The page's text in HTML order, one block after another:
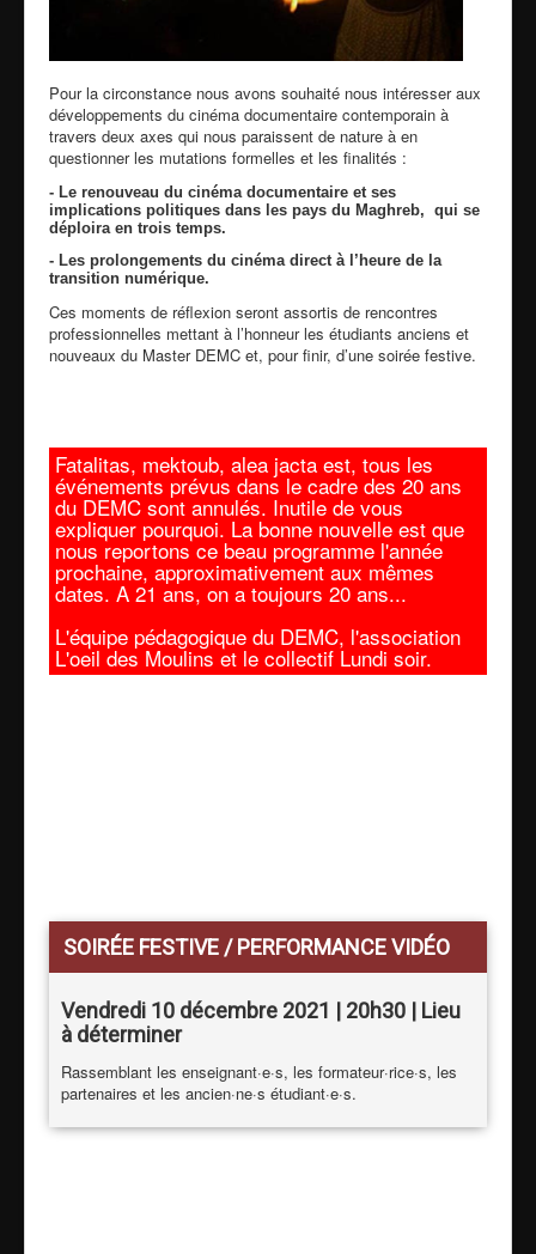
Pour la circonstance nous avons souhaité nous intéresser aux
développements du cinéma documentaire contemporain à
travers deux axes qui nous paraissent de nature à en
questionner les mutations formelles et les finalités :
- Le renouveau du cinéma documentaire et ses
implications politiques dans les pays du Maghreb, qui se
déploira en trois temps.
- Les prolongements du cinéma direct à l’heure de la
transition numérique.
Ces moments de réflexion seront assortis de rencontres
professionnelles mettant à l’honneur les étudiants anciens et
nouveaux du Master DEMC et, pour finir, d’une soirée festive.
Fatalitas, mektoub, alea jacta est, tous les
événements prévus dans le cadre des 20 ans
du DEMC sont annulés. Inutile de vous
expliquer pourquoi. La bonne nouvelle est que
nous reportons ce beau programme l'année
prochaine, approximativement aux mêmes
dates. A 21 ans, on a toujours 20 ans...
L'équipe pédagogique du DEMC, l'association
L'oeil des Moulins et le collectif Lundi soir.
SOIRÉE FESTIVE / PERFORMANCE VIDÉO
Vendredi 10 décembre 2021 | 20h30 | Lieu
à déterminer
Rassemblant les enseignant·e·s, les formateur·rice·s, les
partenaires et les ancien·ne·s étudiant·e·s.